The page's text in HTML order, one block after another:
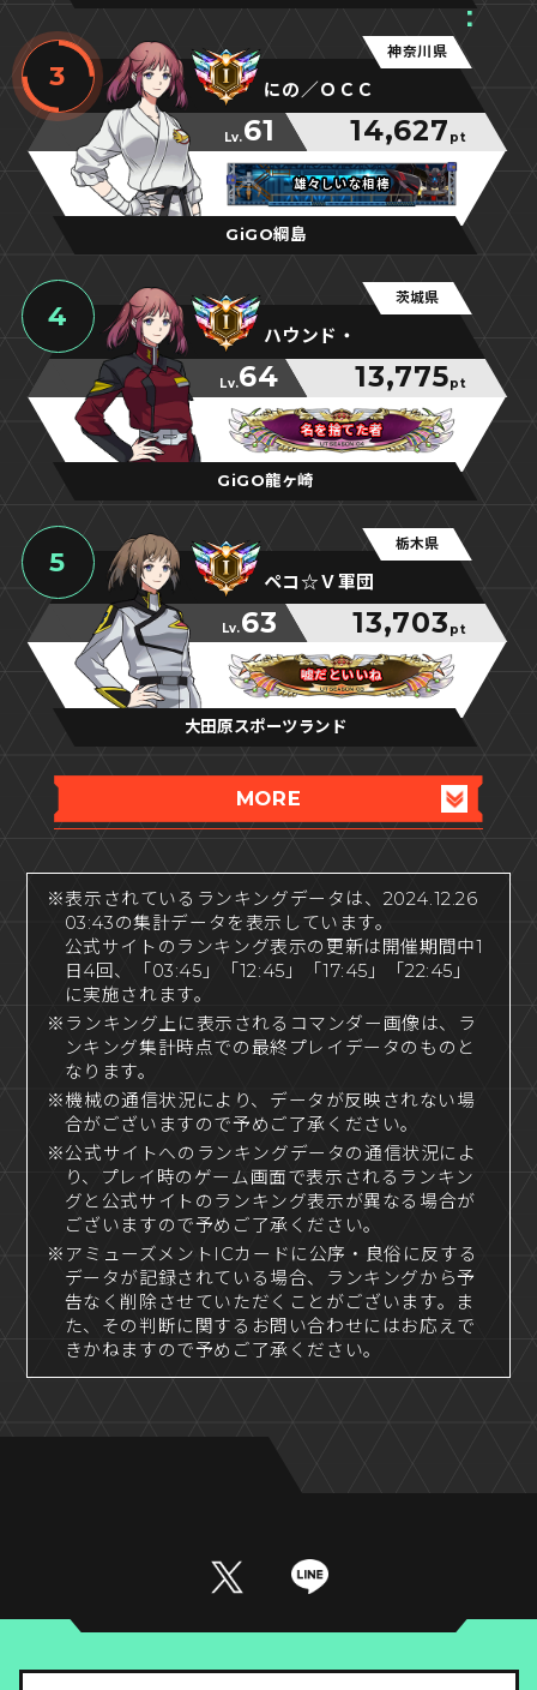
3
神奈川県
にの／ＯＣＣ
Lv.61 14,627 pt
雄々しいな相棒
雄々しいな相棒
雄々しいな相棒
GiGO綱島
4
茨城県
ハウンド・
Lv.64 13,775pt
名を捨てた者
名を捨てた者
名を捨てた者
GiGO龍ヶ崎
5
栃木県
ペコ☆Ｖ軍団
Lv.63 13,703 pt
嘘だといいね
嘘だといいね
嘘だといいね
大田原スポーツランド
MORE
※表示されているランキングデータは、2024.12.26
03:43の集計データを表示しています。
公式サイトのランキング表示の更新は開催期間中1
日4回、「03:45」「12:45」「17:45」「22:45」
に実施されます。
※ランキング上に表示されるコマンダー画像は、ラ
ンキング集計時点での最終プレイデータのものと
なります。
※機械の通信状況により、データが反映されない場
合がございますので予めご了承ください。
※公式サイトへのランキングデータの通信状況によ
り、プレイ時のゲーム画面で表示されるランキン
グと公式サイトのランキング表示が異なる場合が
ございますので予めご了承ください。
※アミューズメントICカードに公序・良俗に反する
データが記録されている場合、ランキングから予
告なく削除させていただくことがございます。ま
た、その判断に関するお問い合わせにはお応えで
きかねますので予めご了承ください。